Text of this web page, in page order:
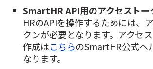
SmartHR API用のアクセストー
HRのAPIを操作するためには、
クンが必要となります。アクセ
作成はこちらのSmartHR公式ヘ
なります。